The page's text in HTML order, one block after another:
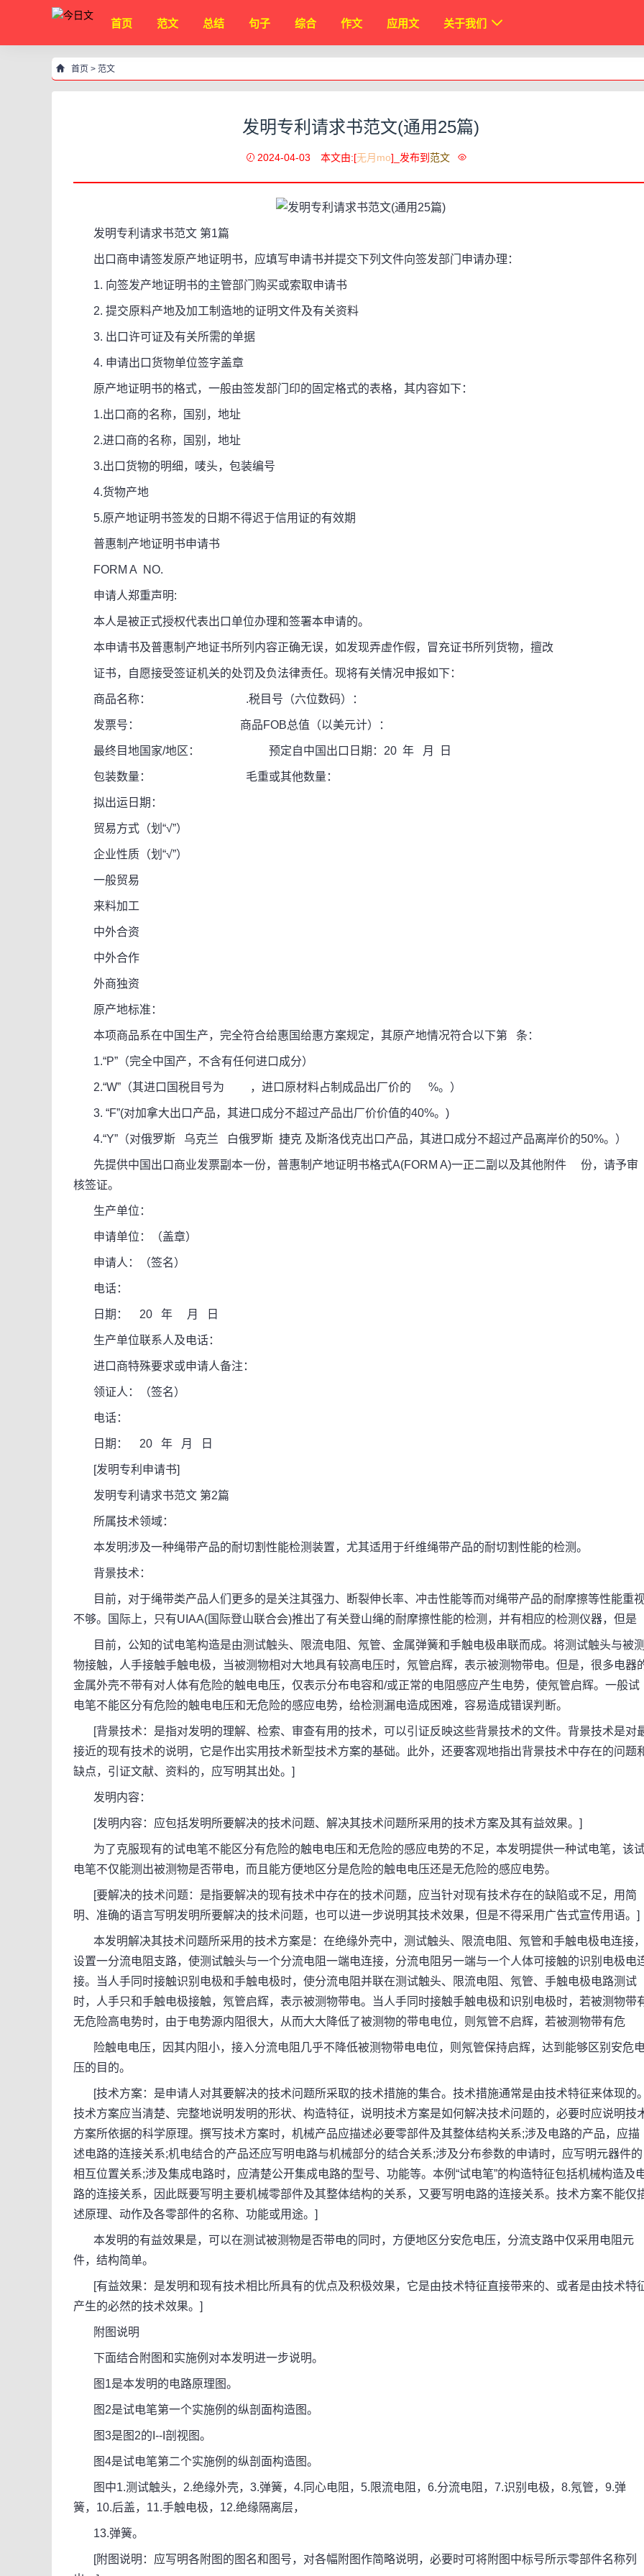
首页 范文 总结 句子 综合 作文 应用文 关于我们
首页 > 范文
发明专利请求书范文(通用25篇)
2024-04-03 本文由:[无月mo]_发布到 范文
发明专利请求书范文 第1篇
出口商申请签发原产地证明书，应填写申请书并提交下列文件向签发部门申请办理：
1. 向签发产地证明书的主管部门购买或索取申请书
2. 提交原料产地及加工制造地的证明文件及有关资料
3. 出口许可证及有关所需的单据
4. 申请出口货物单位签字盖章
原产地证明书的格式，一般由签发部门印的固定格式的表格，其内容如下：
1.出口商的名称，国别，地址
2.进口商的名称，国别，地址
3.出口货物的明细，唛头，包装编号
4.货物产地
5.原产地证明书签发的日期不得迟于信用证的有效期
普惠制产地证明书申请书
FORM A NO.
申请人郑重声明:
本人是被正式授权代表出口单位办理和签署本申请的。
本申请书及普惠制产地证书所列内容正确无误，如发现弄虚作假，冒充证书所列货物，擅改
证书，自愿接受签证机关的处罚及负法律责任。现将有关情况申报如下：
商品名称： .税目号（六位数码）：
发票号： 商品FOB总值（以美元计）：
最终目地国家/地区： 预定自中国出口日期：20 年 月 日
包装数量： 毛重或其他数量：
拟出运日期：
贸易方式（划“√”）
企业性质（划“√”）
一般贸易
来料加工
中外合资
中外合作
外商独资
原产地标准：
本项商品系在中国生产，完全符合给惠国给惠方案规定，其原产地情况符合以下第 条：
1.“P”（完全中国产，不含有任何进口成分）
2.“W”（其进口国税目号为 ，进口原材料占制成品出厂价的 %。）
3. “F”(对加拿大出口产品，其进口成分不超过产品出厂价价值的40%。)
4.“Y”（对俄罗斯 乌克兰 白俄罗斯 捷克 及斯洛伐克出口产品，其进口成分不超过产品离岸价的50%。）
先提供中国出口商业发票副本一份，普惠制产地证明书格式A(FORM A)一正二副以及其他附件 份，请予审
核签证。
生产单位：
申请单位：（盖章）
申请人：（签名）
电话：
日期： 20 年 月 日
生产单位联系人及电话：
进口商特殊要求或申请人备注：
领证人：（签名）
电话：
日期： 20 年 月 日
[发明专利申请书]
发明专利请求书范文 第2篇
所属技术领域：
本发明涉及一种绳带产品的耐切割性能检测装置，尤其适用于纤维绳带产品的耐切割性能的检测。
背景技术：
目前，对于绳带类产品人们更多的是关注其强力、断裂伸长率、冲击性能等而对绳带产品的耐摩擦等性能重
不够。国际上，只有UIAA(国际登山联合会)推出了有关登山绳的耐摩擦性能的检测，并有相应的检测仪器，但是
目前，公知的试电笔构造是由测试触头、限流电阻、氖管、金属弹簧和手触电极串联而成。将测试触头与被
物接触，人手接触手触电极，当被测物相对大地具有较高电压时，氖管启辉，表示被测物带电。但是，很多电器
金属外壳不带有对人体有危险的触电电压，仅表示分布电容和/或正常的电阻感应产生电势，使氖管启辉。一般试
电笔不能区分有危险的触电电压和无危险的感应电势，给检测漏电造成困难，容易造成错误判断。
[背景技术：是指对发明的理解、检索、审查有用的技术，可以引证反映这些背景技术的文件。背景技术是对
接近的现有技术的说明，它是作出实用技术新型技术方案的基础。此外，还要客观地指出背景技术中存在的问题
缺点，引证文献、资料的，应写明其出处。]
发明内容：
[发明内容：应包括发明所要解决的技术问题、解决其技术问题所采用的技术方案及其有益效果。]
为了克服现有的试电笔不能区分有危险的触电电压和无危险的感应电势的不足，本发明提供一种试电笔，该
电笔不仅能测出被测物是否带电，而且能方便地区分是危险的触电电压还是无危险的感应电势。
[要解决的技术问题：是指要解决的现有技术中存在的技术问题，应当针对现有技术存在的缺陷或不足，用简
明、准确的语言写明发明所要解决的技术问题，也可以进一步说明其技术效果，但是不得采用广告式宣传用语。]
本发明解决其技术问题所采用的技术方案是：在绝缘外壳中，测试触头、限流电阻、氖管和手触电极电连接
设置一分流电阻支路，使测试触头与一个分流电阻一端电连接，分流电阻另一端与一个人体可接触的识别电极电
接。当人手同时接触识别电极和手触电极时，使分流电阻并联在测试触头、限流电阻、氖管、手触电极电路测试
时，人手只和手触电极接触，氖管启辉，表示被测物带电。当人手同时接触手触电极和识别电极时，若被测物带
无危险高电势时，由于电势源内阻很大，从而大大降低了被测物的带电电位，则氖管不启辉，若被测物带有危
险触电电压，因其内阻小，接入分流电阻几乎不降低被测物带电电位，则氖管保持启辉，达到能够区别安危
压的目的。
[技术方案：是申请人对其要解决的技术问题所采取的技术措施的集合。技术措施通常是由技术特征来体现的
技术方案应当清楚、完整地说明发明的形状、构造特征，说明技术方案是如何解决技术问题的，必要时应说明技
方案所依据的科学原理。撰写技术方案时，机械产品应描述必要零部件及其整体结构关系;涉及电路的产品，应描
述电路的连接关系;机电结合的产品还应写明电路与机械部分的结合关系;涉及分布参数的申请时，应写明元器件的
相互位置关系;涉及集成电路时，应清楚公开集成电路的型号、功能等。本例“试电笔”的构造特征包括机械构造及
路的连接关系，因此既要写明主要机械零部件及其整体结构的关系，又要写明电路的连接关系。技术方案不能仅
述原理、动作及各零部件的名称、功能或用途。]
本发明的有益效果是，可以在测试被测物是否带电的同时，方便地区分安危电压，分流支路中仅采用电阻元
件，结构简单。
[有益效果：是发明和现有技术相比所具有的优点及积极效果，它是由技术特征直接带来的、或者是由技术特
产生的必然的技术效果。]
附图说明
下面结合附图和实施例对本发明进一步说明。
图1是本发明的电路原理图。
图2是试电笔第一个实施例的纵剖面构造图。
图3是图2的I--I剖视图。
图4是试电笔第二个实施例的纵剖面构造图。
图中1.测试触头，2.绝缘外壳，3.弹簧，4.同心电阻，5.限流电阻，6.分流电阻，7.识别电极，8.氖管，9.弹
簧，10.后盖，11.手触电极，12.绝缘隔离层，
13.弹簧。
[附图说明：应写明各附图的图名和图号，对各幅附图作简略说明，必要时可将附图中标号所示零部件名称列